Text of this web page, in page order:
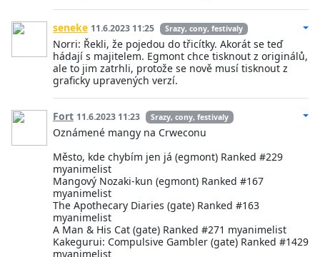
seneke 11.6.2023 11:25 Srazy, cony, festivaly
Norri: Řekli, že pojedou do třicítky. Akorát se teď
hádají s majitelem. Egmont chce tisknout z originálů,
ale to jim zatrhli, protože se nově musí tisknout z
graficky upravených verzí.
Fort 11.6.2023 11:23 Srazy, cony, festivaly
Oznámené mangy na Crweconu
Město, kde chybím jen já (egmont) Ranked #229
myanimelist
Mangový Nozaki-kun (egmont) Ranked #167
myanimelist
The Apothecary Diaries (gate) Ranked #163
myanimelist
A Man & His Cat (gate) Ranked #271 myanimelist
Kakegurui: Compulsive Gambler (gate) Ranked #1429
myanimelist